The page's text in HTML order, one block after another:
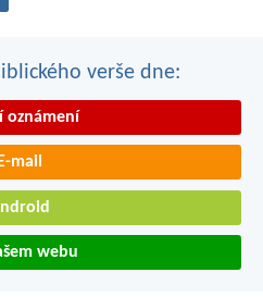
verše dne:
oznámení
E-mail
webu